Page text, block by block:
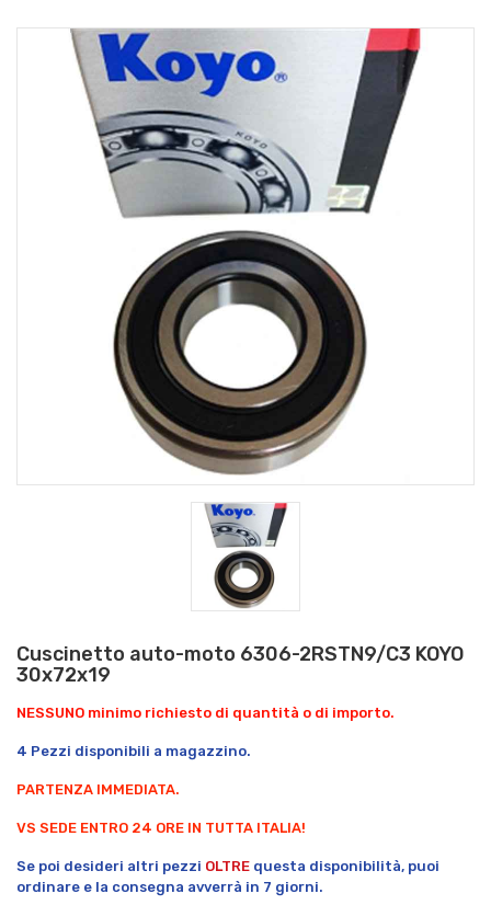
Cuscinetto auto-moto 6306-2RSTN9/C3 KOYO
30x72x19
NESSUNO minimo richiesto di quantità o di importo.
4 Pezzi disponibili a magazzino.
PARTENZA IMMEDIATA.
VS SEDE ENTRO 24 ORE IN TUTTA ITALIA!
Se poi desideri altri pezzi OLTRE questa disponibilità, puoi
ordinare e la consegna avverrà in 7 giorni.